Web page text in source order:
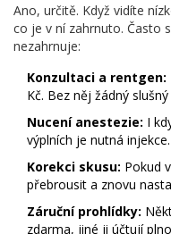
Ano, určitě. Když vidíte
co je v ní zahrnuto. Často
nezahrnuje:
Konzultaci a rentgen:
Kč. Bez něj žádný
Nucení anestezie: I
výplních je nutná
Korekci skusu: Pokud
přebrousit a znovu
Záruční prohlídky:
zdarma, jiné ji účtují